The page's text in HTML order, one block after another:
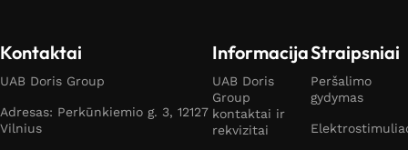
Kontaktai
UAB Doris Group
Adresas: Perkūnkiemio g. 3, 12127
Vilnius
Informacija
UAB Doris
Group
kontaktai ir
rekvizitai
Straipsniai
Peršalimo
gydymas